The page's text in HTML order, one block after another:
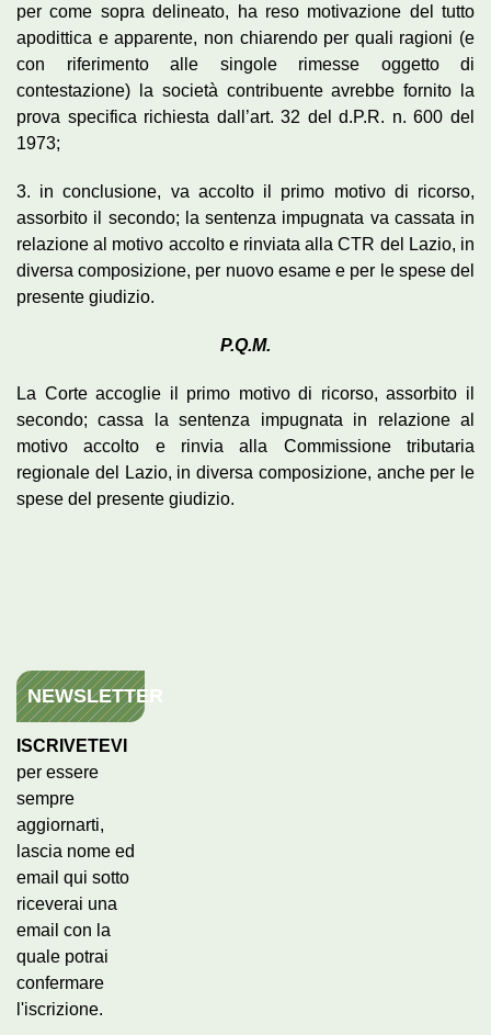
per come sopra delineato, ha reso motivazione del tutto
apodittica e apparente, non chiarendo per quali ragioni (e
con riferimento alle singole rimesse oggetto di
contestazione) la società contribuente avrebbe fornito la
prova specifica richiesta dall’art. 32 del d.P.R. n. 600 del
1973;
3. in conclusione, va accolto il primo motivo di ricorso,
assorbito il secondo; la sentenza impugnata va cassata in
relazione al motivo accolto e rinviata alla CTR del Lazio, in
diversa composizione, per nuovo esame e per le spese del
presente giudizio.
P.Q.M.
La Corte accoglie il primo motivo di ricorso, assorbito il
secondo; cassa la sentenza impugnata in relazione al
motivo accolto e rinvia alla Commissione tributaria
regionale del Lazio, in diversa composizione, anche per le
spese del presente giudizio.
NEWSLETTER
ISCRIVETEVI
per essere
sempre
aggiornarti,
lascia nome ed
email qui sotto
riceverai una
email con la
quale potrai
confermare
l'iscrizione.